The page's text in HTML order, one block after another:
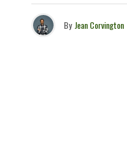
By Jean Corvington